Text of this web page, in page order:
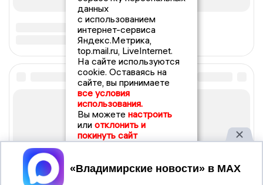
данных
с использованием
интернет-сервиса
Яндекс.Метрика,
top.mail.ru, LiveInternet.
На сайте используются
cookie. Оставаясь на
сайте, вы принимаете
все условия
использования.
Вы можете настроить
или отклонить и
покинуть сайт
Принять